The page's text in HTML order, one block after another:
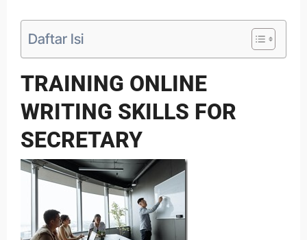
Daftar Isi
TRAINING ONLINE
WRITING SKILLS FOR
SECRETARY